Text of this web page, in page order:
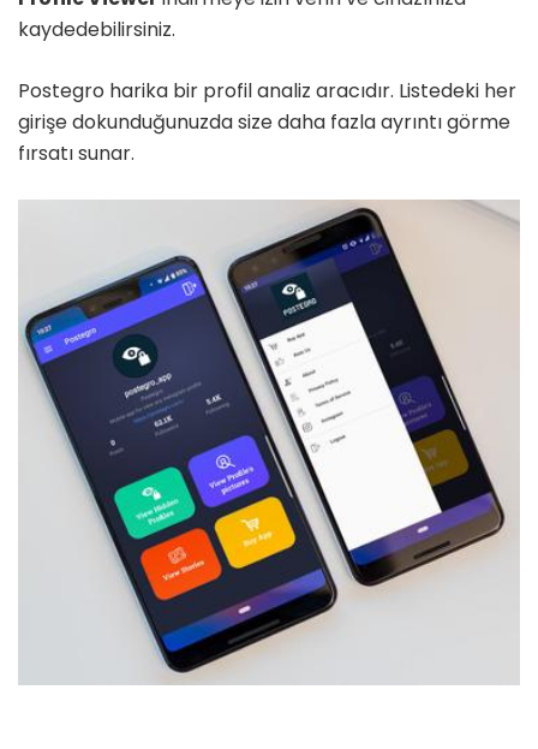
kaydedebilirsiniz.
Postegro harika bir profil analiz aracıdır. Listedeki her
girişe dokunduğunuzda size daha fazla ayrıntı görme
fırsatı sunar.